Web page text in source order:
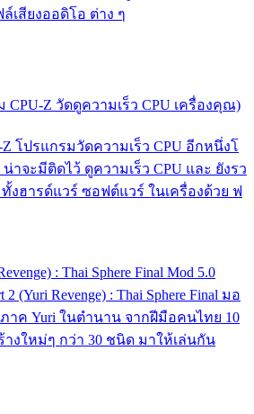
เสียงออดิโอ ต่าง ๆ
CPU-Z วัดดูความเร็ว CPU เครื่องคุณ)
โปรแกรมวัดความเร็ว CPU อีกหนึ่งโ
จะมีติดไว้ ดูความเร็ว CPU และ ยังรว
งฮารด์แวร์ ซอฟต์แวร์ ในเครื่องด้วย ฟ
: Thai Sphere Final Mod 5.0
(Yuri Revenge) : Thai Sphere Final มอ
ภาค Yuri ในตำนาน จากฝีมือคนไทย 10
างใหม่ๆ กว่า 30 ชนิด มาให้เล่นกัน